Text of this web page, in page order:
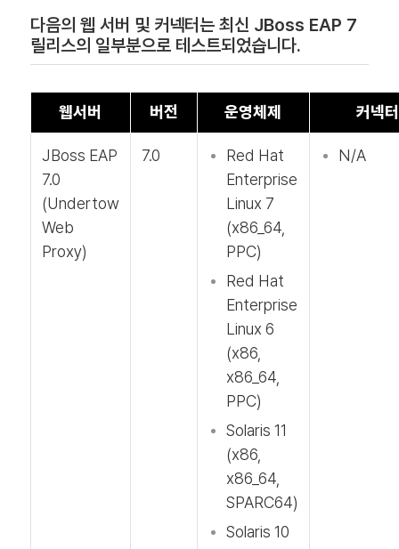
다음의 웹 서버 및 커넥터는 최신 JBoss EAP 7
릴리스의 일부분으로 테스트되었습니다.
웹서버 버전 운영체제 커넥터
JBoss EAP
7.0
(Undertow
Web
Proxy)
7.0
Red Hat
Enterprise
Linux 7
(x86_64,
PPC)
Red Hat
Enterprise
Linux 6
(x86,
x86_64,
PPC)
Solaris 11
(x86,
x86_64,
SPARC64)
Solaris 10
N/A